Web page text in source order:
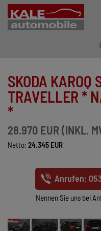
LEISTUNGEN
KONFIGURATOR
MARKENWELT
KONTAKT
SKODA
TRAVELLER *
*
28.970 EUR (INKL.
Netto: 24.345 EUR
Anrufen:
Nennen Sie uns bei